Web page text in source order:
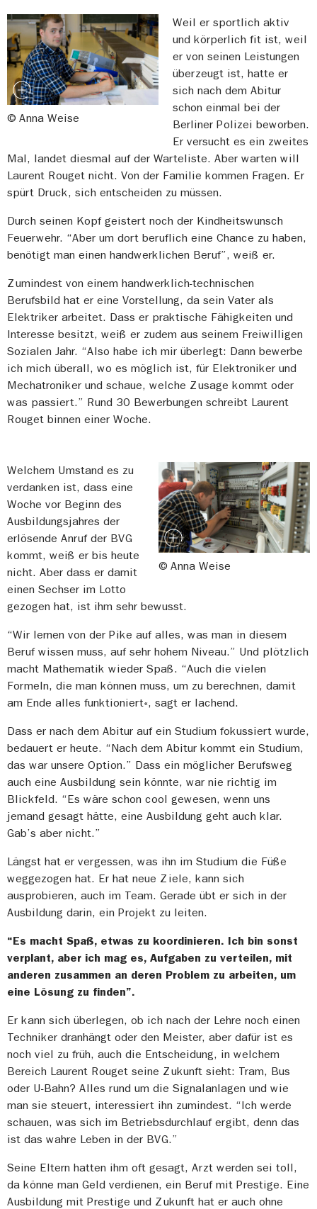
© Anna Weise
Weil er sportlich aktiv
und körperlich fit ist, weil
er von seinen Leistungen
überzeugt ist, hatte er
sich nach dem Abitur
schon einmal bei der
Berliner Polizei beworben.
Er versucht es ein zweites
Mal, landet diesmal auf der Warteliste. Aber warten will
Laurent Rouget nicht. Von der Familie kommen Fragen. Er
spürt Druck, sich entscheiden zu müssen.
Durch seinen Kopf geistert noch der Kindheitswunsch
Feuerwehr. “Aber um dort beruflich eine Chance zu haben,
benötigt man einen handwerklichen Beruf”, weiß er.
Zumindest von einem handwerklich-technischen
Berufsbild hat er eine Vorstellung, da sein Vater als
Elektriker arbeitet. Dass er praktische Fähigkeiten und
Interesse besitzt, weiß er zudem aus seinem Freiwilligen
Sozialen Jahr. “Also habe ich mir überlegt: Dann bewerbe
ich mich überall, wo es möglich ist, für Elektroniker und
Mechatroniker und schaue, welche Zusage kommt oder
was passiert.” Rund 30 Bewerbungen schreibt Laurent
Rouget binnen einer Woche.
© Anna Weise
Welchem Umstand es zu
verdanken ist, dass eine
Woche vor Beginn des
Ausbildungsjahres der
erlösende Anruf der BVG
kommt, weiß er bis heute
nicht. Aber dass er damit
einen Sechser im Lotto
gezogen hat, ist ihm sehr bewusst.
“Wir lernen von der Pike auf alles, was man in diesem
Beruf wissen muss, auf sehr hohem Niveau.” Und plötzlich
macht Mathematik wieder Spaß. “Auch die vielen
Formeln, die man können muss, um zu berechnen, damit
am Ende alles funktioniert«, sagt er lachend.
Dass er nach dem Abitur auf ein Studium fokussiert wurde,
bedauert er heute. “Nach dem Abitur kommt ein Studium,
das war unsere Option.” Dass ein möglicher Berufsweg
auch eine Ausbildung sein könnte, war nie richtig im
Blickfeld. “Es wäre schon cool gewesen, wenn uns
jemand gesagt hätte, eine Ausbildung geht auch klar.
Gab’s aber nicht.”
Längst hat er vergessen, was ihn im Studium die Füße
weggezogen hat. Er hat neue Ziele, kann sich
ausprobieren, auch im Team. Gerade übt er sich in der
Ausbildung darin, ein Projekt zu leiten.
“Es macht Spaß, etwas zu koordinieren. Ich bin sonst
verplant, aber ich mag es, Aufgaben zu verteilen, mit
anderen zusammen an deren Problem zu arbeiten, um
eine Lösung zu finden”.
Er kann sich überlegen, ob ich nach der Lehre noch einen
Techniker dranhängt oder den Meister, aber dafür ist es
noch viel zu früh, auch die Entscheidung, in welchem
Bereich Laurent Rouget seine Zukunft sieht: Tram, Bus
oder U-Bahn? Alles rund um die Signalanlagen und wie
man sie steuert, interessiert ihn zumindest. “Ich werde
schauen, was sich im Betriebsdurchlauf ergibt, denn das
ist das wahre Leben in der BVG.”
Seine Eltern hatten ihm oft gesagt, Arzt werden sei toll,
da könne man Geld verdienen, ein Beruf mit Prestige. Eine
Ausbildung mit Prestige und Zukunft hat er auch ohne